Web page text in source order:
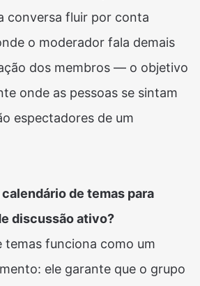
conversa fluir por conta
o moderador fala demais
dos membros — o objetivo
onde as pessoas se sintam
espectadores de um
de temas para
discussão ativo?
temas funciona como um
ele garante que o grupo